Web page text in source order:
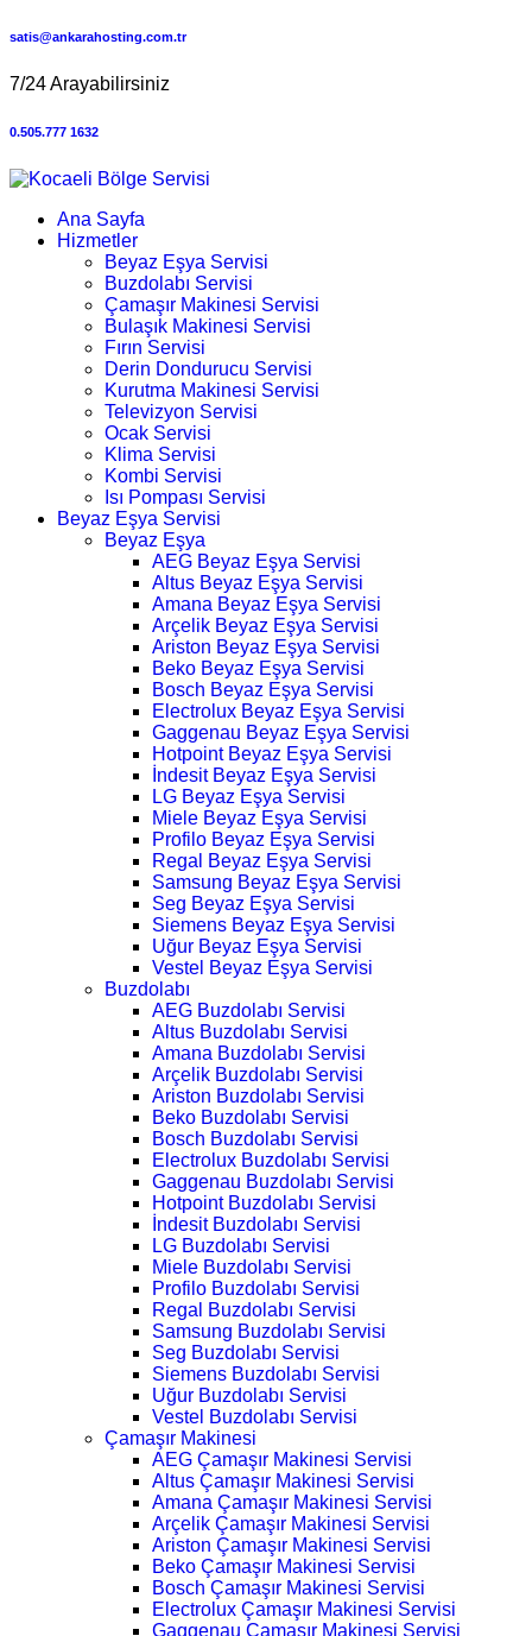
satis@ankarahosting.com.tr
7/24 Arayabilirsiniz
0.505.777 1632
Ana Sayfa
Hizmetler
Beyaz Eşya Servisi
Buzdolabı Servisi
Çamaşır Makinesi Servisi
Bulaşık Makinesi Servisi
Fırın Servisi
Derin Dondurucu Servisi
Kurutma Makinesi Servisi
Televizyon Servisi
Ocak Servisi
Klima Servisi
Kombi Servisi
Isı Pompası Servisi
Beyaz Eşya Servisi
Beyaz Eşya
AEG Beyaz Eşya Servisi
Altus Beyaz Eşya Servisi
Amana Beyaz Eşya Servisi
Arçelik Beyaz Eşya Servisi
Ariston Beyaz Eşya Servisi
Beko Beyaz Eşya Servisi
Bosch Beyaz Eşya Servisi
Electrolux Beyaz Eşya Servisi
Gaggenau Beyaz Eşya Servisi
Hotpoint Beyaz Eşya Servisi
İndesit Beyaz Eşya Servisi
LG Beyaz Eşya Servisi
Miele Beyaz Eşya Servisi
Profilo Beyaz Eşya Servisi
Regal Beyaz Eşya Servisi
Samsung Beyaz Eşya Servisi
Seg Beyaz Eşya Servisi
Siemens Beyaz Eşya Servisi
Uğur Beyaz Eşya Servisi
Vestel Beyaz Eşya Servisi
Buzdolabı
AEG Buzdolabı Servisi
Altus Buzdolabı Servisi
Amana Buzdolabı Servisi
Arçelik Buzdolabı Servisi
Ariston Buzdolabı Servisi
Beko Buzdolabı Servisi
Bosch Buzdolabı Servisi
Electrolux Buzdolabı Servisi
Gaggenau Buzdolabı Servisi
Hotpoint Buzdolabı Servisi
İndesit Buzdolabı Servisi
LG Buzdolabı Servisi
Miele Buzdolabı Servisi
Profilo Buzdolabı Servisi
Regal Buzdolabı Servisi
Samsung Buzdolabı Servisi
Seg Buzdolabı Servisi
Siemens Buzdolabı Servisi
Uğur Buzdolabı Servisi
Vestel Buzdolabı Servisi
Çamaşır Makinesi
AEG Çamaşır Makinesi Servisi
Altus Çamaşır Makinesi Servisi
Amana Çamaşır Makinesi Servisi
Arçelik Çamaşır Makinesi Servisi
Ariston Çamaşır Makinesi Servisi
Beko Çamaşır Makinesi Servisi
Bosch Çamaşır Makinesi Servisi
Electrolux Çamaşır Makinesi Servisi
Gaggenau Çamaşır Makinesi Servisi